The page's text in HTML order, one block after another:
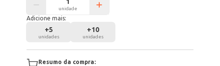
unidade
Adicione mais:
+5
unidades
+10
unidades
Resumo da compra: